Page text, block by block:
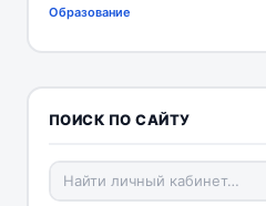
Образование
ПОИСК ПО САЙТУ